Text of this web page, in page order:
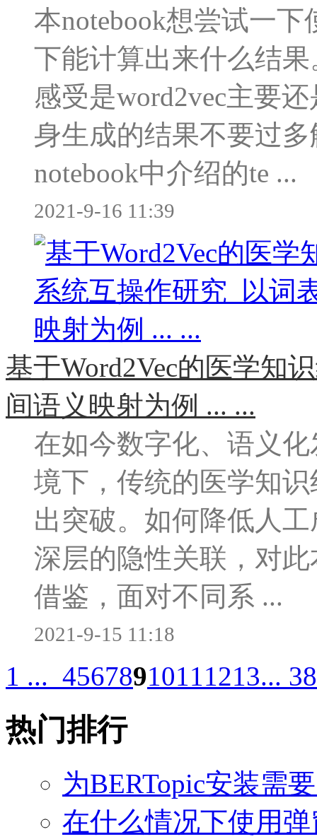
本notebook想尝试一
下能计算出来什么结
感受是word2vec主要
身生成的结果不要过
notebook中介绍的te ...
2021-9-16 11:39
基于Word2Vec的医学知
间语义映射为例 ... ...
在如今数字化、语义
境下，传统的医学知
出突破。如何降低人
深层的隐性关联，对
借鉴，面对不同系 ...
2021-9-15 11:18
1 ... 45678910111213... 38
热门排行
为BERTopic安装需
在什么情况下使用